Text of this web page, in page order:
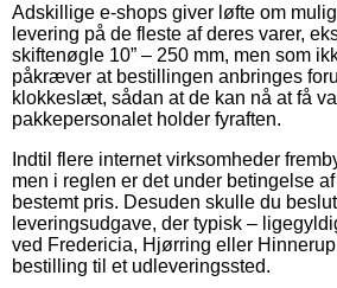
Adskillige e-shops giver løfte om
levering på de fleste af deres varer,
skiftenøgle 10” – 250 mm, men som
påkræver at bestillingen anbringes
klokkeslæt, sådan at de kan nå at få
pakkepersonalet holder fyraften.
Indtil flere internet virksomheder
men i reglen er det under betingelse
bestemt pris. Desuden skulle du
leveringsudgave, der typisk –
ved Fredericia, Hjørring eller
bestilling til et udleveringssted.